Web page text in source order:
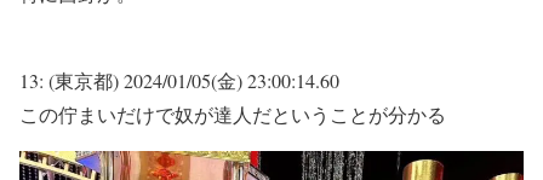
13: (東京都)2024/01/05(金) 23:00:14.60
この佇まいだけで奴が達人だということが分かる